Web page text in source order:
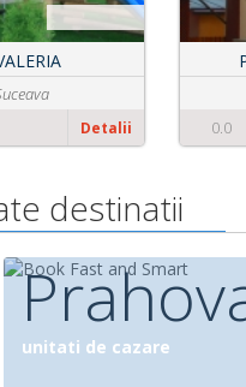
Club
Detalii
0.0
destinatii
unitati de cazare